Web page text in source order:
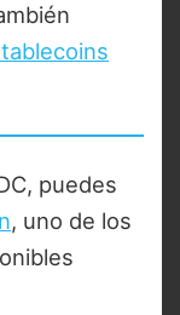
puedes
, uno de los